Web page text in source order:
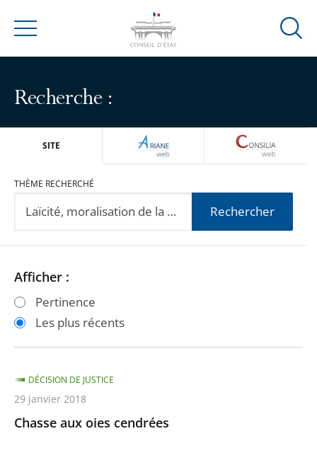
Menu
Ouvrir
Recherche :
SITE ARIANEWEB
THÈME RECHERCHÉ
Rechercher
Passer
les
filtres
après
Passer
les
filtres
avant
Afficher :
Pertinence
Les plus récents
Chasse aux oies cendrées
DÉCISION DE JUSTICE
29 janvier 2018